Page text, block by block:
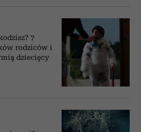
7
rodziców i
dziecięcy